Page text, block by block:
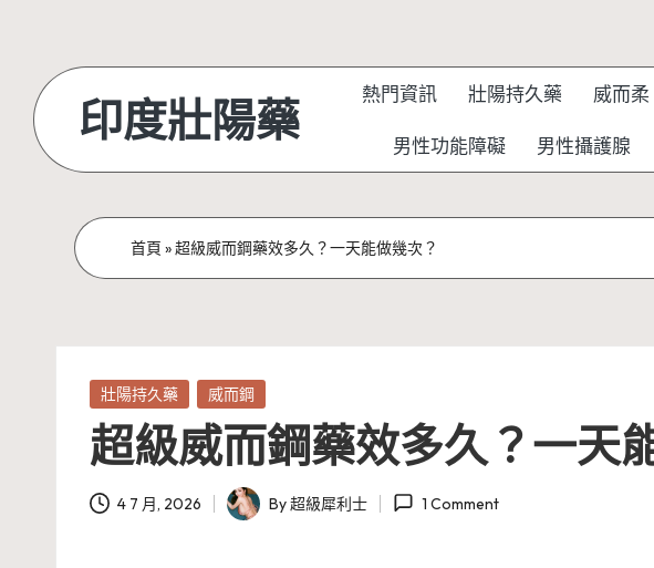
content
印度壯陽藥 熱門資訊 壯陽持久藥 威而柔
男性功能障礙 男性攝護腺
首頁 »超級威而鋼藥效多久？一天能做幾次？
Posted
in
壯陽持久藥 威而鋼
超級威而鋼藥效多久？一天
4 7 月, 2026
Posted
By超級犀利士 1 Comment